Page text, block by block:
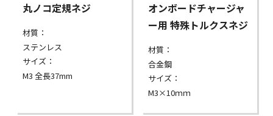
丸ノコ定規ネジ
材質：
ステンレス
サイズ：
M3 全長37mm
オンボードチャージャ
ー用 特殊トルクスネジ
材質：
合金鋼
サイズ：
M3×10ｍｍ